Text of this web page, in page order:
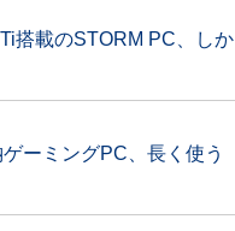
搭載のSTORM PC、しか
ーミングPC、長く使う